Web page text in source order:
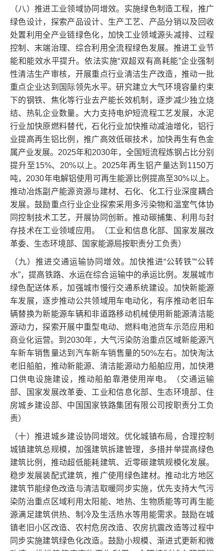
（八）推进工业领域协同增效。实施绿色制造工程，推广
绿色设计，探索产品设计、生产工艺、产品分销以及回收
处置利用全产业链绿色化，加快工业领域源头减排、过程
控制、末端治理、综合利用全流程绿色发展。推进工业节
能和能效水平提升。依法实施“双超双有高耗能”企业强制
性清洁生产审核，开展重点行业清洁生产改造，推动一批
重点企业达到国际领先水平。研究建立大气环境容量约束
下的钢铁、焦化等行业去产能长效机制，逐步减少独立烧
结、热轧企业数量。大力支持电炉短流程工艺发展，水泥
行业加快原燃料替代，石化行业加快推动减油增化，铝行
业提高再生铝比例，推广高效低碳技术，加快再生有色金
属产业发展。2025年和2030年，全国短流程炼钢占比分别
提升至15%、20%以上。2025年再生铝产量达到1150万
吨，2030年电解铝使用可再生能源比例提高至30%以上。
推动冶炼副产能源资源与建材、石化、化工行业深度耦合
发展。鼓励重点行业企业探索采用多污染物和温室气体协
同控制技术工艺，开展协同创新。推动碳捕集、利用与封
存技术在工业领域应用。（工业和信息化部、国家发展改
革委、生态环境部、国家能源局按职责分工负责）
（九）推进交通运输协同增效。加快推进“公转铁”“公转
水”，提高铁路、水运在综合运输中的承运比例。发展城市
绿色配送体系，加强城市慢行交通系统建设。加快新能源
车发展，逐步推动公共领域用车电动化，有序推动老旧车
辆替换为新能源车辆和非道路移动机械使用新能源清洁能
源动力，探索开展中重型电动、燃料电池货车示范应用和
商业化运营。到2030年，大气污染防治重点区域新能源汽
车新车销售量达到汽车新车销售量的50%左右。加快淘汰
老旧船舶，推动新能源、清洁能源动力船舶应用，加快港
口供电设施建设，推动船舶靠港使用岸电。（交通运输
部、国家发展改革委、工业和信息化部、生态环境部、住
房城乡建设部、中国国家铁路集团有限公司按职责分工负
责）
（十）推进城乡建设协同增效。优化城镇布局，合理控制
城镇建筑总规模，加强建筑拆建管理，多措并举提高绿色
建筑比例，推动超低能耗建筑、近零碳建筑规模化发展。
稳步发展装配式建筑，推广使用绿色建材。推动北方地区
建筑节能绿色改造与清洁取暖同步实施，优先支持大气污
染防治重点区域利用太阳能、地热、生物质能等可再生能
源满足建筑供热、制冷及生活热水等用能需求。鼓励在城
镇老旧小区改造、农村危房改造、农房抗震改造等过程中
同步实施建筑绿色化改造。鼓励小规模、渐进式更新和微